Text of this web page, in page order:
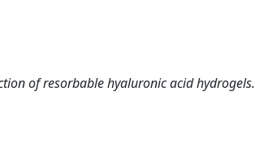
of resorbable hyaluronic acid hydrogels.